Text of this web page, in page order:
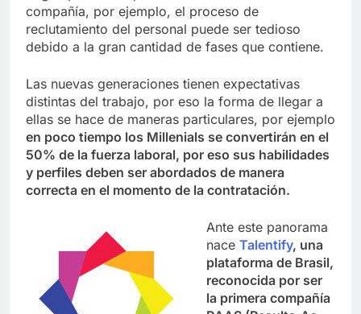
compañía, por ejemplo, el proceso de
reclutamiento del personal puede ser tedioso
debido a la gran cantidad de fases que contiene.
Las nuevas generaciones tienen expectativas
distintas del trabajo, por eso la forma de llegar a
ellas se hace de maneras particulares, por ejemplo
en poco tiempo los Millenials se convertirán en el
50% de la fuerza laboral, por eso sus habilidades
y perfiles deben ser abordados de manera
correcta en el momento de la contratación.
Ante este panorama
nace Talentify, una
plataforma de Brasil,
reconocida por ser
la primera compañía